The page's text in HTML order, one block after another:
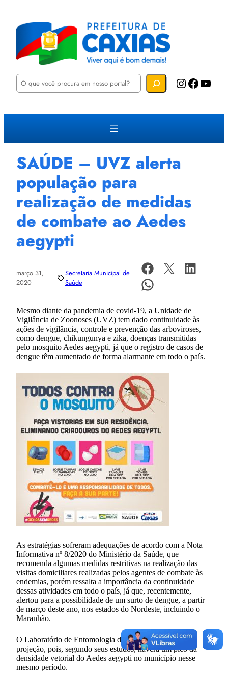
P
u
a
Instagram Facebook YouTube
SAÚDE – UVZ alerta
população para
realização de medidas
de combate ao Aedes
aegypti
março 31,
2020
Secretaria Municipal de
Saúde
Mesmo diante da pandemia de covid-19, a Unidade de
Vigilância de Zoonoses (UVZ) tem dado continuidade às
ações de vigilância, controle e prevenção das arboviroses,
como dengue, chikungunya e zika, doenças transmitidas
pelo mosquito Aedes aegypti, já que o registro de casos de
dengue têm aumentado de forma alarmante em todo o país.
As estratégias sofreram adequações de acordo com a Nota
Informativa nº 8/2020 do Ministério da Saúde, que
recomenda algumas medidas restritivas na realização das
visitas domiciliares realizadas pelos agentes de combate às
endemias, porém ressalta a importância da continuidade
dessas atividades em todo o país, já que, recentemente,
alertou para a possibilidade de um surto de dengue, a partir
de março deste ano, nos estados do Nordeste, incluindo o
Maranhão.
O Laboratório de Entomologia da UVZ ratifica essa
projeção, pois, segundo seus estudos, haverá um pico da
densidade vetorial do Aedes aegypti no município nesse
mesmo período.